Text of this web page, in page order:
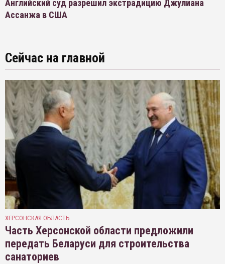
Английский суд разрешил экстрадицию Джулиана
Ассанжа в США
Сейчас на главной
ХЕРСОНСКАЯ ОБЛАСТЬ
Часть Херсонской области предложили
передать Беларуси для строительства
санаториев